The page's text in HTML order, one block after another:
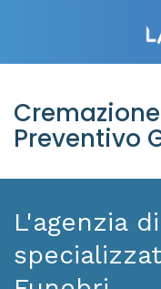
Preventivo
L'agenzia